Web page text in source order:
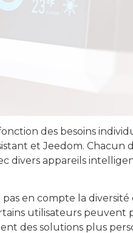
des besoins
et Jeedom. Chacun
divers appareils
en compte la diversité
utilisateurs peuvent
des solutions plus